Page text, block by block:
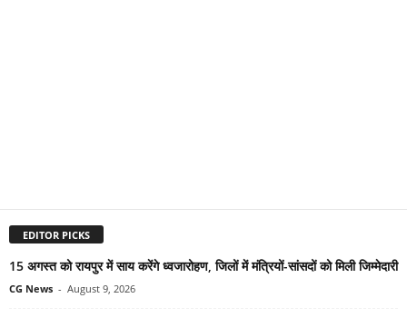
EDITOR PICKS
15 अगस्त को रायपुर में साय करेंगे ध्वजारोहण, जिलों में मंत्रियों-सांसदों को मिली जिम्मेदारी
CG News - August 9, 2026